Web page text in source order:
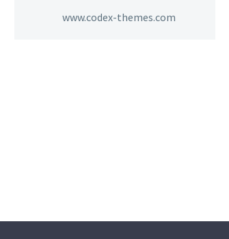
www.codex-themes.com